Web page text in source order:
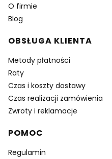
O firmie
Blog
OBSŁUGA KLIENTA
Metody płatności
Raty
Czas i koszty dostawy
Czas realizacji zamówienia
Zwroty i reklamacje
POMOC
Regulamin